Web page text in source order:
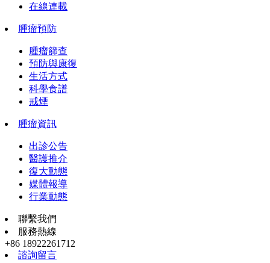
在線連載
腫瘤預防
腫瘤篩查
預防與康復
生活方式
科學食譜
戒煙
腫瘤資訊
出診公告
醫護推介
復大動態
媒體報導
行業動態
聯繫我們
服務熱線
+86 18922261712
諮詢留言